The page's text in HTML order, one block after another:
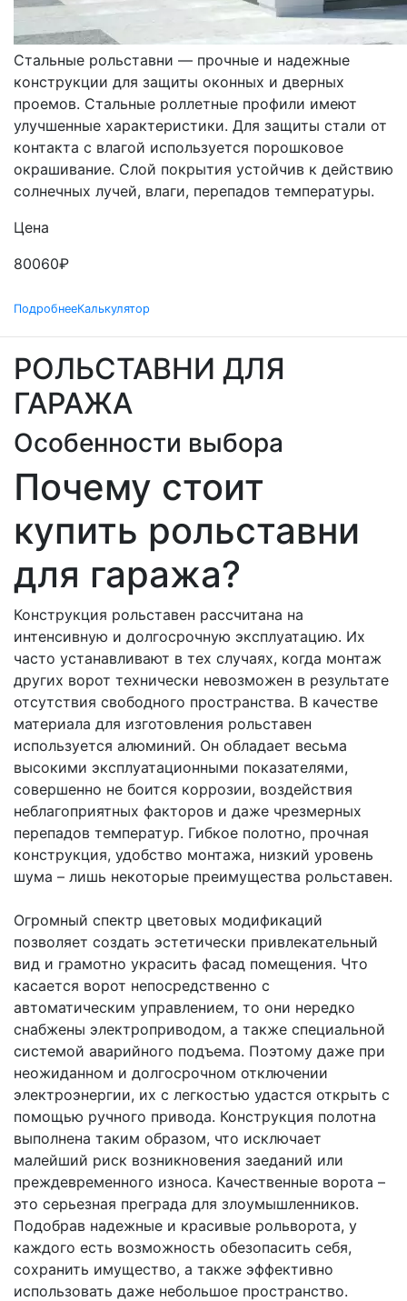
СТАЛЬНЫЕ
Стальные рольставни — прочные и надежные
конструкции для защиты оконных и дверных
проемов. Стальные роллетные профили имеют
улучшенные характеристики. Для защиты стали от
контакта с влагой используется порошковое
окрашивание. Слой покрытия устойчив к действию
солнечных лучей, влаги, перепадов температуры.
Цена
80060₽
ПодробнееКалькулятор
РОЛЬСТАВНИ ДЛЯ
ГАРАЖА
Особенности выбора
Почему стоит
купить рольставни
для гаража?
Конструкция рольставен рассчитана на
интенсивную и долгосрочную эксплуатацию. Их
часто устанавливают в тех случаях, когда монтаж
других ворот технически невозможен в результате
отсутствия свободного пространства. В качестве
материала для изготовления рольставен
используется алюминий. Он обладает весьма
высокими эксплуатационными показателями,
совершенно не боится коррозии, воздействия
неблагоприятных факторов и даже чрезмерных
перепадов температур. Гибкое полотно, прочная
конструкция, удобство монтажа, низкий уровень
шума – лишь некоторые преимущества рольставен.
Огромный спектр цветовых модификаций
позволяет создать эстетически привлекательный
вид и грамотно украсить фасад помещения. Что
касается ворот непосредственно с
автоматическим управлением, то они нередко
снабжены электроприводом, а также специальной
системой аварийного подъема. Поэтому даже при
неожиданном и долгосрочном отключении
электроэнергии, их с легкостью удастся открыть с
помощью ручного привода. Конструкция полотна
выполнена таким образом, что исключает
малейший риск возникновения заеданий или
преждевременного износа. Качественные ворота –
это серьезная преграда для злоумышленников.
Подобрав надежные и красивые рольворота, у
каждого есть возможность обезопасить себя,
сохранить имущество, а также эффективно
использовать даже небольшое пространство.